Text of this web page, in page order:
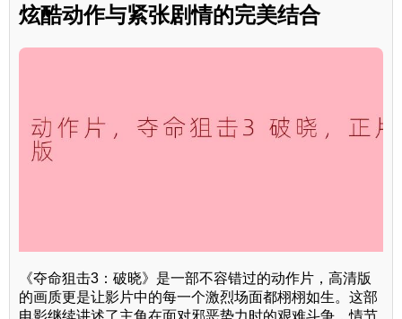
炫酷动作与紧张剧情的完美结合
《夺命狙击3：破晓》是一部不容错过的动作片，高清版
的画质更是让影片中的每一个激烈场面都栩栩如生。这部